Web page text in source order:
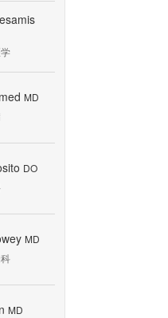
MD
DO
MD
MD